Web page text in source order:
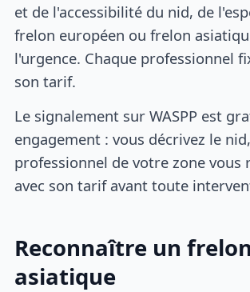
et de l'accessibilité du nid, de
frelon européen ou frelon
l'urgence. Chaque professionnel
son tarif.
Le signalement sur WASPP est
engagement : vous décrivez le
professionnel de votre zone vous
avec son tarif avant toute
Reconnaître un frelon
asiatique